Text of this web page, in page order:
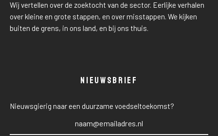
Wij vertellen over de zoektocht van de sector. Eerlijke verhalen
over kleine en grote stappen, en over misstappen. We kijken
buiten de grens, in ons land, en bij ons thuis.
NIEUWSBRIEF
Nieuwsgierig naar een duurzame voedseltoekomst?